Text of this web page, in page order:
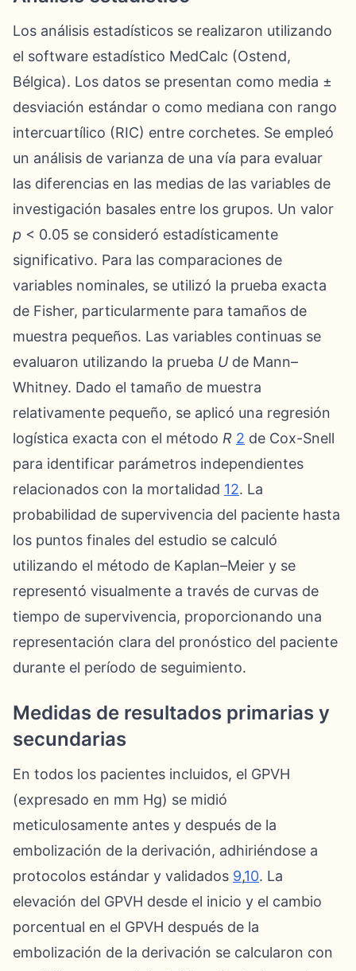
Los análisis estadísticos se realizaron utilizando
el software estadístico MedCalc (Ostend,
Bélgica). Los datos se presentan como media ±
desviación estándar o como mediana con rango
intercuartílico (RIC) entre corchetes. Se empleó
un análisis de varianza de una vía para evaluar
las diferencias en las medias de las variables de
investigación basales entre los grupos. Un valor
p < 0.05 se consideró estadísticamente
significativo. Para las comparaciones de
variables nominales, se utilizó la prueba exacta
de Fisher, particularmente para tamaños de
muestra pequeños. Las variables continuas se
evaluaron utilizando la prueba U de Mann–
Whitney. Dado el tamaño de muestra
relativamente pequeño, se aplicó una regresión
logística exacta con el método R 2 de Cox-Snell
para identificar parámetros independientes
relacionados con la mortalidad 12. La
probabilidad de supervivencia del paciente hasta
los puntos finales del estudio se calculó
utilizando el método de Kaplan–Meier y se
representó visualmente a través de curvas de
tiempo de supervivencia, proporcionando una
representación clara del pronóstico del paciente
durante el período de seguimiento.
Medidas de resultados primarias y
secundarias
En todos los pacientes incluidos, el GPVH
(expresado en mm Hg) se midió
meticulosamente antes y después de la
embolización de la derivación, adhiriéndose a
protocolos estándar y validados 9,10. La
elevación del GPVH desde el inicio y el cambio
porcentual en el GPVH después de la
embolización de la derivación se calcularon con